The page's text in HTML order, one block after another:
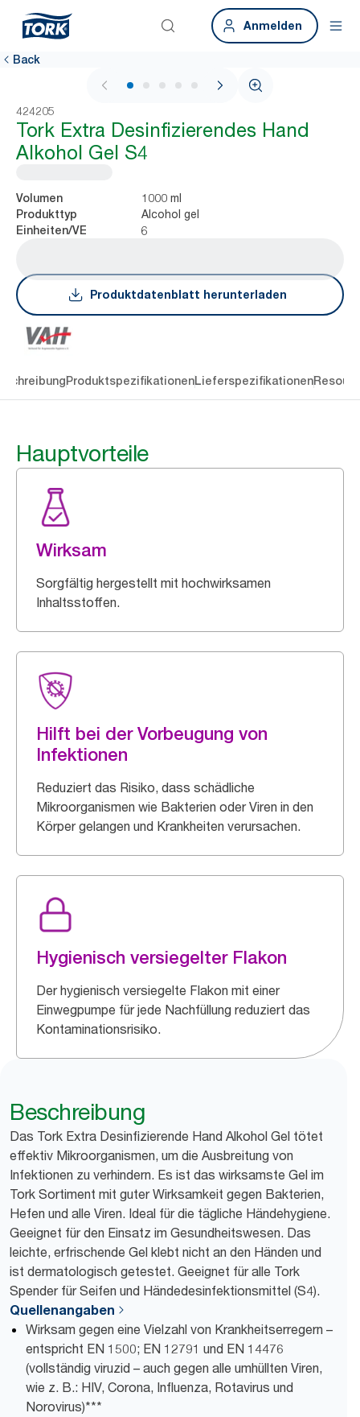
Anmelden
Back
1 / 5
424205
Tork Extra Desinfizierendes Hand
Alkohol Gel S4
Volumen 1000 ml
Produkttyp Alcohol gel
Einheiten/VE 6
Produktdatenblatt herunterladen
ProduktspezifikationenLieferspezifikationen
Hauptvorteile
Wirksam
Sorgfältig hergestellt mit hochwirksamen
Inhaltsstoffen.
Hilft bei der Vorbeugung von
Infektionen
Reduziert das Risiko, dass schädliche
Mikroorganismen wie Bakterien oder Viren in den
Körper gelangen und Krankheiten verursachen.
Hygienisch versiegelter Flakon
Der hygienisch versiegelte Flakon mit einer
Einwegpumpe für jede Nachfüllung reduziert das
Kontaminationsrisiko.
Beschreibung
Das Tork Extra Desinfizierende Hand Alkohol Gel tötet
effektiv Mikroorganismen, um die Ausbreitung von
Infektionen zu verhindern. Es ist das wirksamste Gel im
Tork Sortiment mit guter Wirksamkeit gegen Bakterien,
Hefen und alle Viren. Ideal für die tägliche Händehygiene.
Geeignet für den Einsatz im Gesundheitswesen. Das
leichte, erfrischende Gel klebt nicht an den Händen und
ist dermatologisch getestet. Geeignet für alle Tork
Spender für Seifen und Händedesinfektionsmittel (S4).
Quellenangaben
Wirksam gegen eine Vielzahl von Krankheitserregern –
entspricht EN 1500; EN 12791 und EN 14476
(vollständig viruzid – auch gegen alle umhüllten Viren,
wie z. B.: HIV, Corona, Influenza, Rotavirus und
Norovirus)***